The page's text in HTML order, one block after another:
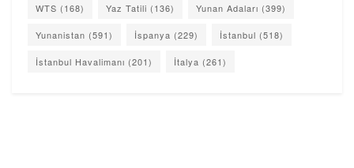
WTS (168) Yaz Tatili (136) Yunan Adaları (399)
Yunanistan (591) İspanya (229) İstanbul (518)
İstanbul Havalimanı (201) İtalya (261)